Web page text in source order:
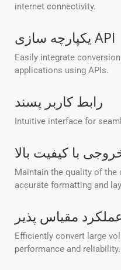
internet connectivity.
یکپارچه سازی API
Easily integrate
applications using APIs.
رابط کاربر پسند
Intuitive interface for
با کیفیت بالا
Maintain the quality of the
accurate formatting and
مقیاس پذیر
Efficiently convert large
performance and reliability.